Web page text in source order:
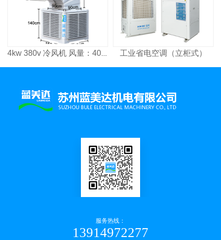
4kw 380v 冷风机 风量：4000³/h 适用面积：2600㎡ 工业省电空调（立柜式）
服务热线：
13914972277